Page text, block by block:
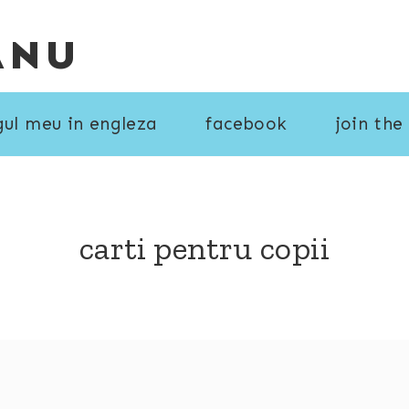
meu in engleza facebook join the
carti pentru copii